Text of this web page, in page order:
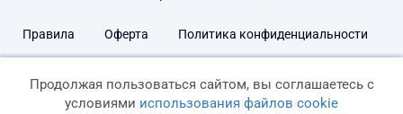
Правила Оферта Политика конфиденциальности
Продолжая пользоваться сайтом, вы соглашаетесь с
условиями использования файлов cookie